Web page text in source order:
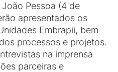
Pessoa (4 de
apresentados os
Embrapii, bem
processos e projetos.
na imprensa
parceiras e